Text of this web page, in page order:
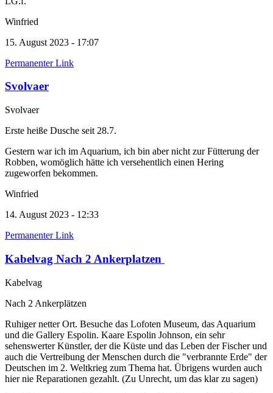
Winfried
15. August 2023 - 17:07
Permanenter Link
Svolvaer
Svolvaer
Erste heiße Dusche seit 28.7.
Gestern war ich im Aquarium, ich bin aber nicht zur Fütterung der
Robben, womöglich hätte ich versehentlich einen Hering
zugeworfen bekommen.
Winfried
14. August 2023 - 12:33
Permanenter Link
Kabelvag Nach 2 Ankerplatzen
Kabelvag
Nach 2 Ankerplätzen
Ruhiger netter Ort. Besuche das Lofoten Museum, das Aquarium
und die Gallery Espolin. Kaare Espolin Johnson, ein sehr
sehenswerter Künstler, der die Küste und das Leben der Fischer und
auch die Vertreibung der Menschen durch die "verbrannte Erde" der
Deutschen im 2. Weltkrieg zum Thema hat. Übrigens wurden auch
hier nie Reparationen gezahlt. (Zu Unrecht, um das klar zu sagen)